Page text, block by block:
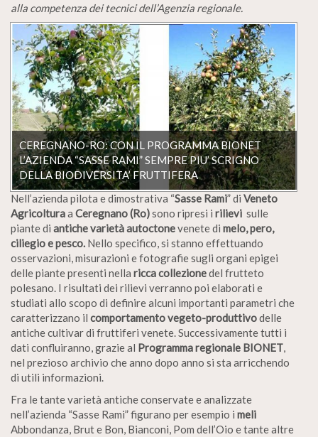
alla competenza dei tecnici dell’Agenzia regionale.
CEREGNANO-RO: CON IL PROGRAMMA BIONET
L’AZIENDA “SASSE RAMI” SEMPRE PIU’ SCRIGNO
DELLA BIODIVERSITA’ FRUTTIFERA
Nell’azienda pilota e dimostrativa “Sasse Rami” di Veneto
Agricolturaa Ceregnano (Ro)sono ripresi i rilievi sulle
piante di antiche varietà autoctonevenete di melo, pero,
ciliegio e pesco. Nello specifico, si stanno effettuando
osservazioni, misurazioni e fotografie sugli organi epigei
delle piante presenti nella ricca collezionedel frutteto
polesano. I risultati dei rilievi verranno poi elaborati e
studiati allo scopo di definire alcuni importanti parametri che
caratterizzano il comportamento vegeto-produttivodelle
antiche cultivar di fruttiferi venete. Successivamente tutti i
dati confluiranno, grazie al Programma regionale BIONET,
nel prezioso archivio che anno dopo anno si sta arricchendo
di utili informazioni.
Fra le tante varietà antiche conservate e analizzate
nell’azienda “Sasse Rami” figurano per esempio i meli
Abbondanza, Brut e Bon, Bianconi, Pom dell’Oio e tante altre